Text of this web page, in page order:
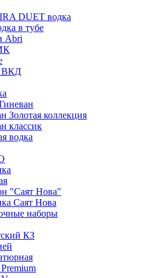
DUET водка
в тубе
Abri
ВКД
Золотая коллекция
классик
водка
"Саят Нова"
Саят Нова
наборы
КЗ